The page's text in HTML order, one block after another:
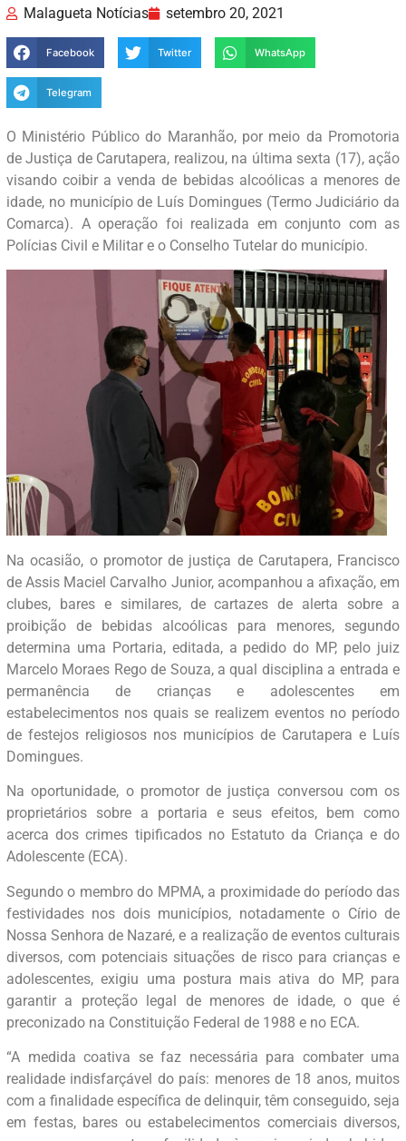
Malagueta Notícias setembro 20, 2021
Facebook Twitter WhatsApp
Telegram
O Ministério Público do Maranhão, por meio da Promotoria
de Justiça de Carutapera, realizou, na última sexta (17), ação
visando coibir a venda de bebidas alcoólicas a menores de
idade, no município de Luís Domingues (Termo Judiciário da
Comarca). A operação foi realizada em conjunto com as
Polícias Civil e Militar e o Conselho Tutelar do município.
Na ocasião, o promotor de justiça de Carutapera, Francisco
de Assis Maciel Carvalho Junior, acompanhou a afixação, em
clubes, bares e similares, de cartazes de alerta sobre a
proibição de bebidas alcoólicas para menores, segundo
determina uma Portaria, editada, a pedido do MP, pelo juiz
Marcelo Moraes Rego de Souza, a qual disciplina a entrada e
permanência de crianças e adolescentes em
estabelecimentos nos quais se realizem eventos no período
de festejos religiosos nos municípios de Carutapera e Luís
Domingues.
Na oportunidade, o promotor de justiça conversou com os
proprietários sobre a portaria e seus efeitos, bem como
acerca dos crimes tipificados no Estatuto da Criança e do
Adolescente (ECA).
Segundo o membro do MPMA, a proximidade do período das
festividades nos dois municípios, notadamente o Círio de
Nossa Senhora de Nazaré, e a realização de eventos culturais
diversos, com potenciais situações de risco para crianças e
adolescentes, exigiu uma postura mais ativa do MP, para
garantir a proteção legal de menores de idade, o que é
preconizado na Constituição Federal de 1988 e no ECA.
“A medida coativa se faz necessária para combater uma
realidade indisfarçável do país: menores de 18 anos, muitos
com a finalidade específica de delinquir, têm conseguido, seja
em festas, bares ou estabelecimentos comerciais diversos,